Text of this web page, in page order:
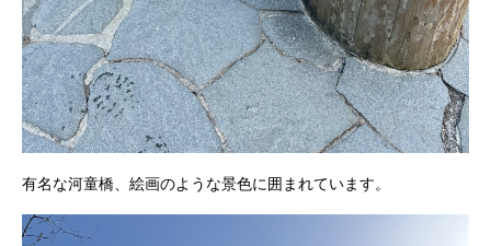
有名な河童橋、絵画のような景色に囲まれています。